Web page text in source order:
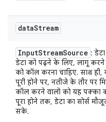
dataStream
InputStreamSource :
डेटा को पढ़ने के लिए, लागू करने
को कॉल करना चाहिए. साथ ही,
पूरी होने पर, नतीजे के तौर पर
कॉल करने वालों को यह पक्का
पूरा होने तक, डेटा का सोर्स
सके.